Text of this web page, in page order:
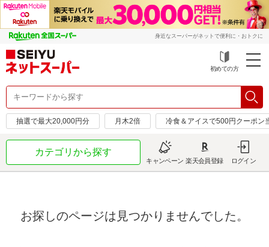
身近なスーパーがネットで便利に・おトクに
初めての方
抽選で最大20,000円分 月木2倍 冷食＆アイスで500円クーポン
カテゴリから探す
キャンペーン 楽天会員登録 ログイン
お探しのページは見つかりませんでした。